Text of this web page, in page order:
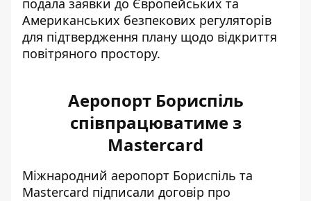
Американських безпекових регуляторів
для підтвердження плану щодо відкриття
повітряного простору.
Аеропорт Бориспіль
співпрацюватиме з
Mastercard
Міжнародний аеропорт Бориспіль та
Mastercard підписали договір про